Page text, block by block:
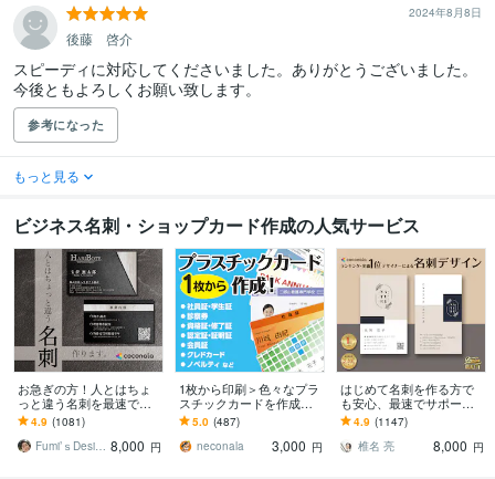
2024年8月8日
後藤 啓介
スピーディに対応してくださいました。ありがとうございました。
今後ともよろしくお願い致します。
参考になった
もっと見る
ビジネス名刺・ショップカード作成の人気サービス
お急ぎの方！人とはちょ
っと違う名刺を最速で作
ります あなただけのオリ
ジナル名刺を！翌日まで
にデザイン作成します！
4.9 (1081)
Fumi’ｓDesign 8,000 円
1枚から印刷＞色々なプラ
スチックカードを作成し
ます 認定証・学生証・社
員証・クレドなどクレカ
サイズのカードに印刷
5.0 (487)
neconala
3,000 円
はじめて名刺を作る方で
も安心、最速でサポート
します 名刺デザイン実績
最多のプロデザイナーが
デザインいたします!
4.9 (1147)
椎名 亮
8,000 円